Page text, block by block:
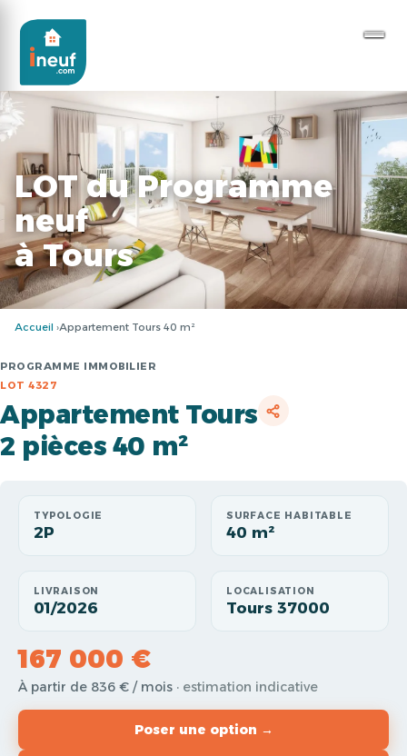
LOT du Programme
neuf
à Tours
Accueil Appartement Tours 40 m²
PROGRAMME IMMOBILIER
LOT 4327
Appartement Tours
2 pièces 40 m²
TYPOLOGIE
2P
SURFACE HABITABLE
40 m²
LIVRAISON
01/2026
LOCALISATION
Tours 37000
167 000 €
À partir de 836 € / mois · estimation indicative
Poser une option →